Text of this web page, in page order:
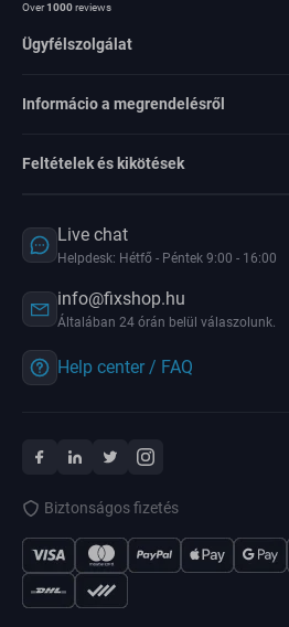
Over1000reviews
Ügyfélszolgálat
Informácio a megrendelésről
Feltételek és kikötések
Live chat
Helpdesk: Hétfő - Péntek 9:00 - 16:00
info@fixshop.hu
Általában 24 órán belül válaszolunk.
Help center / FAQ
Biztonságos fizetés